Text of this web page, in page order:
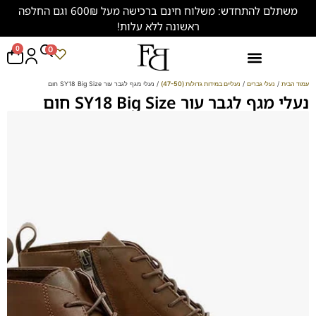
משתלם להתחדש: משלוח חינם ברכישה מעל 600₪ וגם החלפה
ראשונה ללא עלות!
0 0
עמוד הבית / נעלי גברים / נעליים במידות גדולות (47-50) / נעלי מגף לגבר עור SY18 Big Size חום
נעלי מגף לגבר עור SY18 Big Size חום